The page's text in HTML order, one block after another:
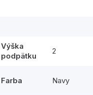
Výška
podpätku
2
Farba Navy